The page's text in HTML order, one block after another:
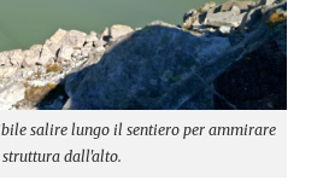
salire lungo il sentiero per ammirare
dall'alto.